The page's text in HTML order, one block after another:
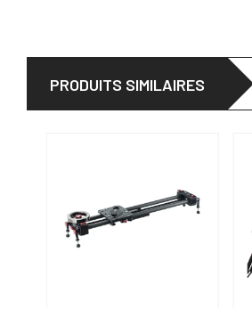
PRODUITS SIMILAIRES